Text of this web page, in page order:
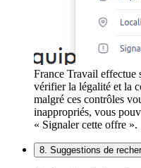
France Travail effectue
vérifier la légalité et la
malgré ces contrôles
inappropriés, vous
« Signaler cette offre ».
8. Suggestions de